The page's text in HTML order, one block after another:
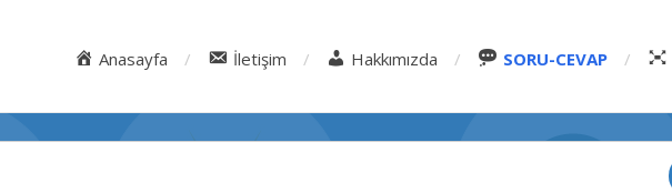
Anasayfa İletişim Hakkımızda SORU-CEVAP